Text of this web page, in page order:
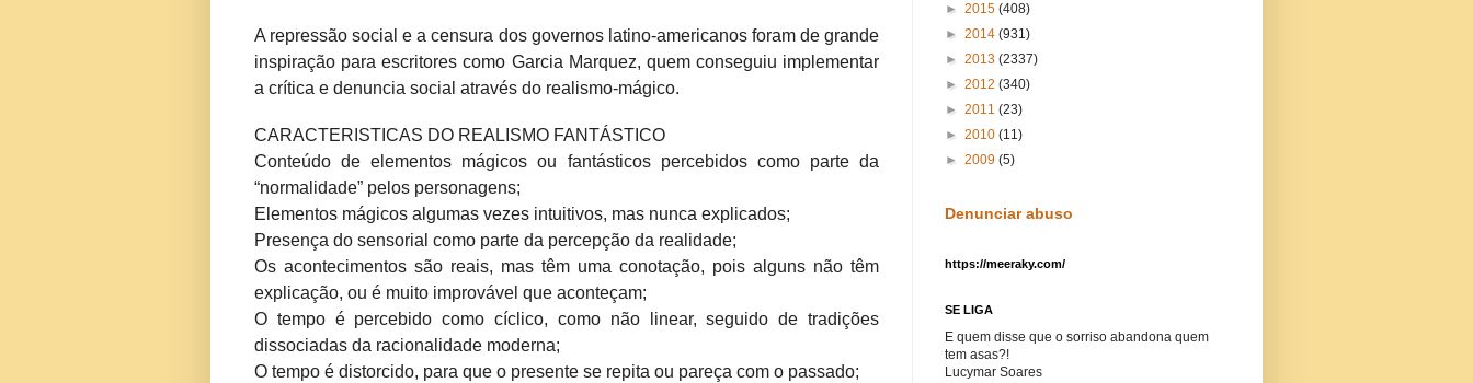
A repressão social e a censura dos governos latino-americanos foram de grande
inspiração para escritores como Garcia Marquez, quem conseguiu implementar
a crítica e denuncia social através do realismo-mágico.
CARACTERISTICAS DO REALISMO FANTÁSTICO
Conteúdo de elementos mágicos ou fantásticos percebidos como parte da
“normalidade” pelos personagens;
Elementos mágicos algumas vezes intuitivos, mas nunca explicados;
Presença do sensorial como parte da percepção da realidade;
Os acontecimentos são reais, mas têm uma conotação, pois alguns não têm
explicação, ou é muito improvável que aconteçam;
O tempo é percebido como cíclico, como não linear, seguido de tradições
dissociadas da racionalidade moderna;
O tempo é distorcido, para que o presente se repita ou pareça com o passado;
► 2015 (408)
► 2014 (931)
► 2013 (2337)
► 2012 (340)
► 2011 (23)
► 2010 (11)
► 2009 (5)
Denunciar abuso
https://meeraky.com/
SE LIGA
E quem disse que o sorriso abandona quem
tem asas?!
Lucymar Soares